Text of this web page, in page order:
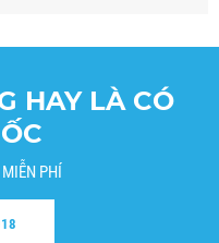
HAY LÀ CÓ
PHÍ